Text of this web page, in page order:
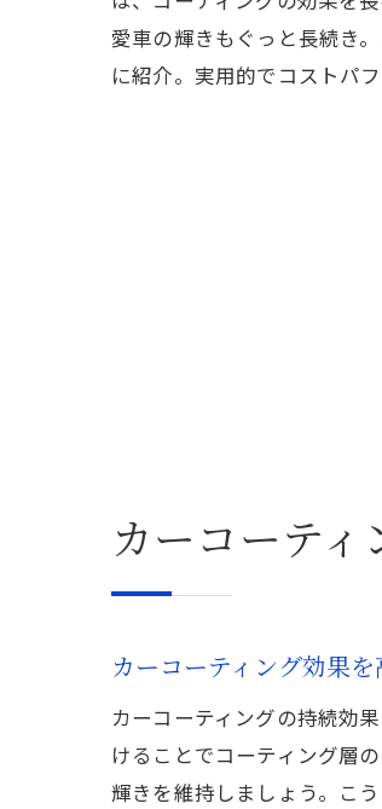
愛車の輝きもぐっと長続き
に紹介。実用的でコストパ
カーコーテ
カーコーティング効果
カーコーティングの持続効
けることでコーティング層
輝きを維持しましょう。こ